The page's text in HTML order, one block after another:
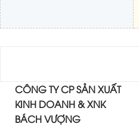
CÔNG TY CP SẢN XUẤT
KINH DOANH & XNK
BÁCH VƯỢNG